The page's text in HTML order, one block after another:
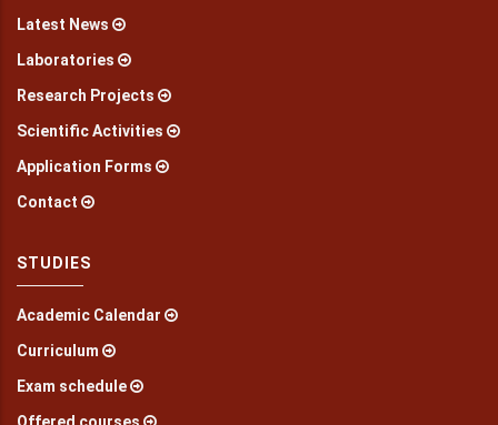
Latest News
Laboratories
Research Projects
Scientific Activities
Application Forms
Contact
STUDIES
Academic Calendar
Curriculum
Exam schedule
Offered courses